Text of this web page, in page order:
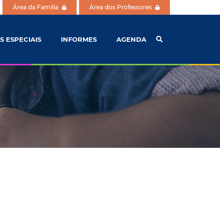
Área da Família Área dos Professores
ESPECIAIS INFORMES AGENDA